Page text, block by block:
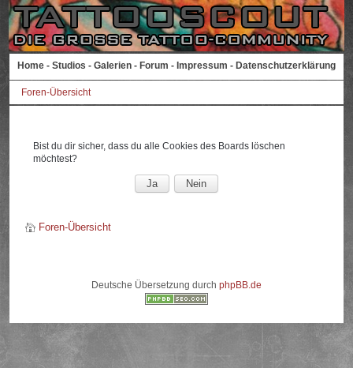
Home - Studios - Galerien - Forum - Impressum - Datenschutzerklärung
Foren-Übersicht
Bist du dir sicher, dass du alle Cookies des Boards löschen
möchtest?
Foren-Übersicht
Deutsche Übersetzung durch phpBB.de